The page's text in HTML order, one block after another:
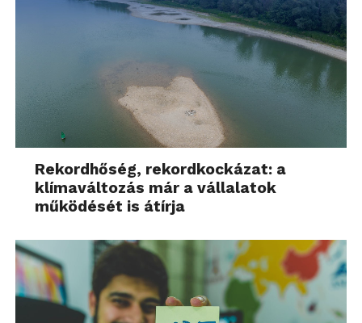
Rekordhőség, rekordkockázat: a
klímaváltozás már a vállalatok
működését is átírja